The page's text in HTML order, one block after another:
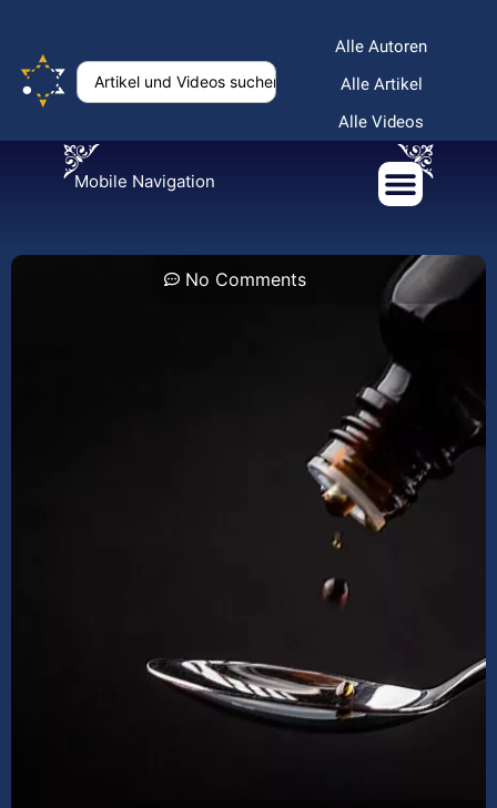
Alle Autoren
Alle Artikel
Alle Videos
Mobile Navigation
No Comments